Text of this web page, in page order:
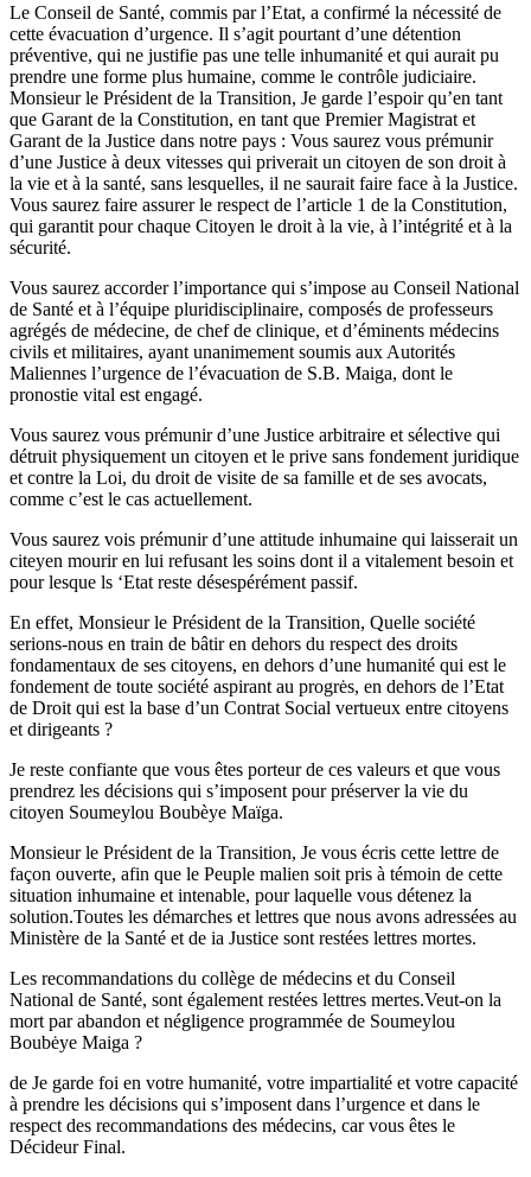
Le Conseil de Santé, commis par l’Etat, a confirmé la nécessité de
cette évacuation d’urgence. Il s’agit pourtant d’une détention
préventive, qui ne justifie pas une telle inhumanité et qui aurait pu
prendre une forme plus humaine, comme le contrôle judiciaire.
Monsieur le Président de la Transition, Je garde l’espoir qu’en tant
que Garant de la Constitution, en tant que Premier Magistrat et
Garant de la Justice dans notre pays : Vous saurez vous prémunir
d’une Justice à deux vitesses qui priverait un citoyen de son droit à
la vie et à la santé, sans lesquelles, il ne saurait faire face à la Justice.
Vous saurez faire assurer le respect de l’article 1 de la Constitution,
qui garantit pour chaque Citoyen le droit à la vie, à l’intégrité et à la
sécurité.
Vous saurez accorder l’importance qui s’impose au Conseil National
de Santé et à l’équipe pluridisciplinaire, composés de professeurs
agrégés de médecine, de chef de clinique, et d’éminents médecins
civils et militaires, ayant unanimement soumis aux Autorités
Maliennes l’urgence de l’évacuation de S.B. Maiga, dont le
pronostie vital est engagé.
Vous saurez vous prémunir d’une Justice arbitraire et sélective qui
détruit physiquement un citoyen et le prive sans fondement juridique
et contre la Loi, du droit de visite de sa famille et de ses avocats,
comme c’est le cas actuellement.
Vous saurez vois prémunir d’une attitude inhumaine qui laisserait un
citeyen mourir en lui refusant les soins dont il a vitalement besoin et
pour lesque ls ‘Etat reste désespérément passif.
En effet, Monsieur le Président de la Transition, Quelle société
serions-nous en train de bâtir en dehors du respect des droits
fondamentaux de ses citoyens, en dehors d’une humanité qui est le
fondement de toute société aspirant au progrės, en dehors de l’Etat
de Droit qui est la base d’un Contrat Social vertueux entre citoyens
et dirigeants ?
Je reste confiante que vous êtes porteur de ces valeurs et que vous
prendrez les décisions qui s’imposent pour préserver la vie du
citoyen Soumeylou Boubèye Maïga.
Monsieur le Président de la Transition, Je vous écris cette lettre de
façon ouverte, afin que le Peuple malien soit pris à témoin de cette
situation inhumaine et intenable, pour laquelle vous détenez la
solution.Toutes les démarches et lettres que nous avons adressées au
Ministère de la Santé et de ia Justice sont restées lettres mortes.
Les recommandations du collège de médecins et du Conseil
National de Santé, sont également restées lettres mertes.Veut-on la
mort par abandon et négligence programmée de Soumeylou
Boubėye Maiga ?
de Je garde foi en votre humanité, votre impartialité et votre capacité
à prendre les décisions qui s’imposent dans l’urgence et dans le
respect des recommandations des médecins, car vous êtes le
Décideur Final.